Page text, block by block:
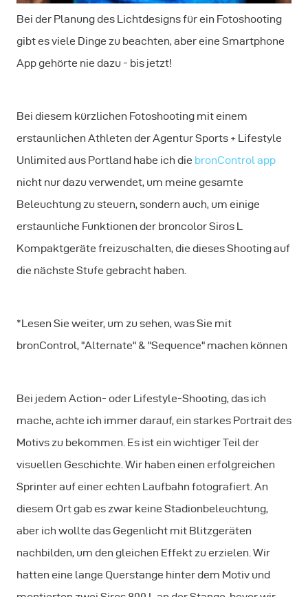
Bei der Planung des Lichtdesigns für ein Fotoshooting
gibt es viele Dinge zu beachten, aber eine Smartphone
App gehörte nie dazu - bis jetzt!
Bei diesem kürzlichen Fotoshooting mit einem
erstaunlichen Athleten der Agentur Sports + Lifestyle
Unlimited aus Portland habe ich die bronControl app
nicht nur dazu verwendet, um meine gesamte
Beleuchtung zu steuern, sondern auch, um einige
erstaunliche Funktionen der broncolor Siros L
Kompaktgeräte freizuschalten, die dieses Shooting auf
die nächste Stufe gebracht haben.
*Lesen Sie weiter, um zu sehen, was Sie mit
bronControl, "Alternate" & "Sequence" machen können
Bei jedem Action- oder Lifestyle-Shooting, das ich
mache, achte ich immer darauf, ein starkes Portrait des
Motivs zu bekommen. Es ist ein wichtiger Teil der
visuellen Geschichte. Wir haben einen erfolgreichen
Sprinter auf einer echten Laufbahn fotografiert. An
diesem Ort gab es zwar keine Stadionbeleuchtung,
aber ich wollte das Gegenlicht mit Blitzgeräten
nachbilden, um den gleichen Effekt zu erzielen. Wir
hatten eine lange Querstange hinter dem Motiv und